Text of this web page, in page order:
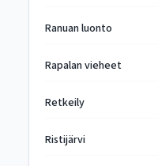
Ranuan luonto
Rapalan vieheet
Retkeily
Ristijärvi